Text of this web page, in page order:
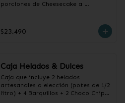
porciones de Cheesecake a
$23.490
Caja Helados & Dulces
Caja que incluye 2 helados
artesanales a elección (potes de 1/2
litro) + 4 Barquillos + 2 Choco Chips